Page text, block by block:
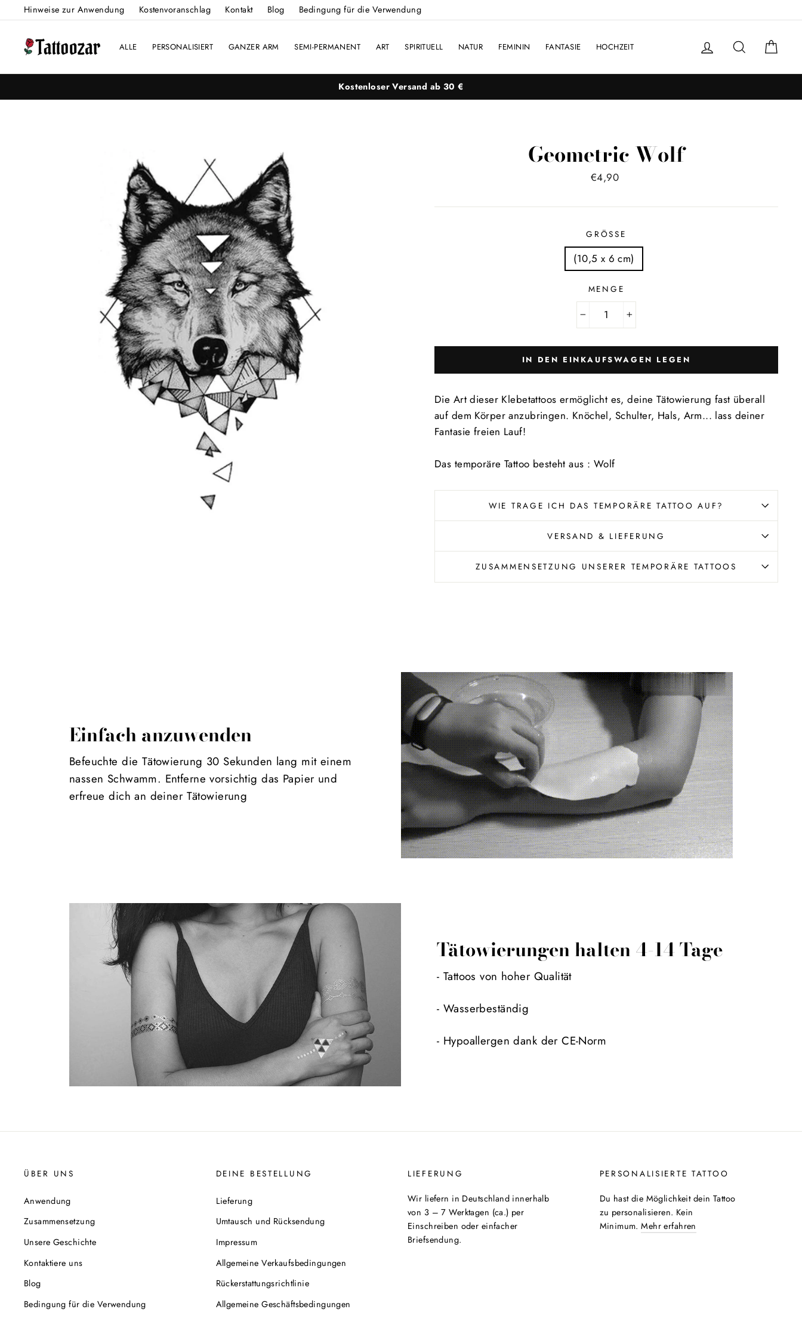
Direkt
zum
Hinweise zur Anwendung Kostenvoranschlag Kontakt Blog Bedingung für die Verwendung
ALLE PERSONALISIERT GANZER ARM SEMI-PERMANENT ART SPIRITUELL NATUR FEMININ FANTASIE HOCHZEIT Einloggen Suche
Kostenloser Versand ab 30 €
Geometric Wolf
Normaler
€4,90
GRÖSSE
(10,5 x 6 cm)
MENGE
IN DEN EINKAUFSWAGEN LEGEN
Die Art dieser Klebetattoos ermöglicht es, deine Tätowierung fast überall
auf dem Körper anzubringen. Knöchel, Schulter, Hals, Arm... lass deiner
Fantasie freien Lauf!
Das temporäre Tattoo besteht aus : Wolf
WIE TRAGE ICH DAS TEMPORÄRE TATTOO AUF?
VERSAND & LIEFERUNG
ZUSAMMENSETZUNG UNSERER TEMPORÄRE TATTOOS
Einfach anzuwenden
Befeuchte die Tätowierung 30 Sekunden lang mit einem
nassen Schwamm. Entferne vorsichtig das Papier und
erfreue dich an deiner Tätowierung
Tätowierungen halten 4-14 Tage
- Tattoos von hoher Qualität
- Wasserbeständig
- Hypoallergen dank der CE-Norm
ÜBER UNS
Anwendung
Zusammensetzung
Unsere Geschichte
Kontaktiere uns
Blog
Bedingung für die Verwendung
DEINE BESTELLUNG
Lieferung
Umtausch und Rücksendung
Impressum
Allgemeine Verkaufsbedingungen
Rückerstattungsrichtlinie
Allgemeine Geschäftsbedingungen
LIEFERUNG
Wir liefern in Deutschland innerhalb
von 3 – 7 Werktagen (ca.) per
Einschreiben oder einfacher
Briefsendung.
PERSONALISIERTE TATTOO
Du hast die Möglichkeit dein Tattoo
zu personalisieren. Kein
Minimum.Mehr erfahren